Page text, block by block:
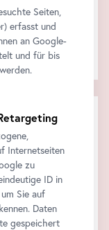
Rabatt:
der gesetzlichen MwSt.
Jetzt kaufen
Seiten,
erfasst und
an Google-
und für bis
Internetseiten
zu
ID in
Sie auf
Daten
gespeichert